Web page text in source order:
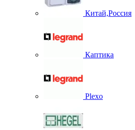
Китай,Россия
Каптика
Plexo